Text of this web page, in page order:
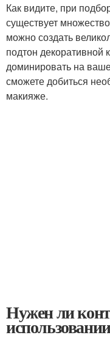
Как видите, при
существует
можно создать
подтон декоративной
доминировать на
сможете добиться
макияже.
Нужен ли